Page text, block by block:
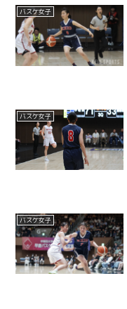
バスケ女子
バスケ女子
バスケ女子